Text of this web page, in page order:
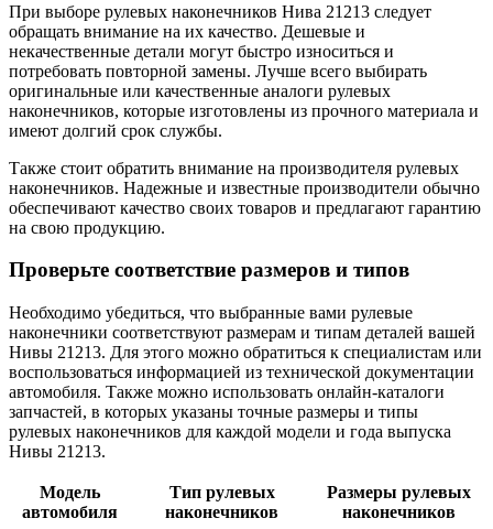
При выборе рулевых наконечников Нива 21213 следует
обращать внимание на их качество. Дешевые и
некачественные детали могут быстро износиться и
потребовать повторной замены. Лучше всего выбирать
оригинальные или качественные аналоги рулевых
наконечников, которые изготовлены из прочного материала и
имеют долгий срок службы.
Также стоит обратить внимание на производителя рулевых
наконечников. Надежные и известные производители обычно
обеспечивают качество своих товаров и предлагают гарантию
на свою продукцию.
Проверьте соответствие размеров и типов
Необходимо убедиться, что выбранные вами рулевые
наконечники соответствуют размерам и типам деталей вашей
Нивы 21213. Для этого можно обратиться к специалистам или
воспользоваться информацией из технической документации
автомобиля. Также можно использовать онлайн-каталоги
запчастей, в которых указаны точные размеры и типы
рулевых наконечников для каждой модели и года выпуска
Нивы 21213.
Модель
автомобиля
Тип рулевых
наконечников
Размеры рулевых
наконечников